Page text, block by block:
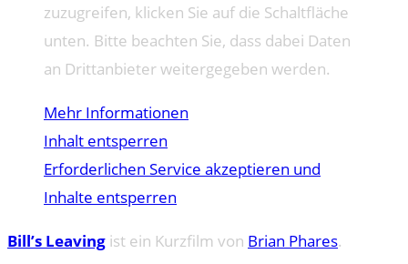
zuzugreifen, klicken Sie auf die Schaltfläche
unten. Bitte beachten Sie, dass dabei Daten
an Drittanbieter weitergegeben werden.
Mehr Informationen
Inhalt entsperren
Erforderlichen Service akzeptieren und
Inhalte entsperren
Bill’s Leaving ist ein Kurzfilm von Brian Phares.